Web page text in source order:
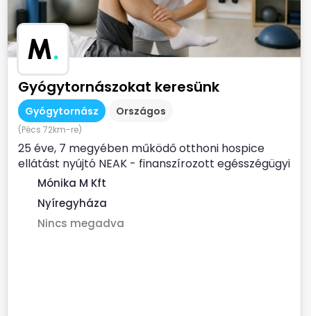
M.
Gyógytornászokat keresünk
Gyógytornász Országos
(Pécs 72km-re)
25 éve, 7 megyében működő otthoni hospice
ellátást nyújtó NEAK - finanszírozott egésszégügyi
szolgálat...
Mónika M Kft
Nyíregyháza
Nincs megadva